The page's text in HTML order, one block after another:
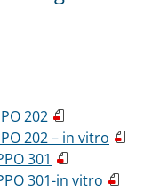
202
202 – in vitro
301
301-in vitro